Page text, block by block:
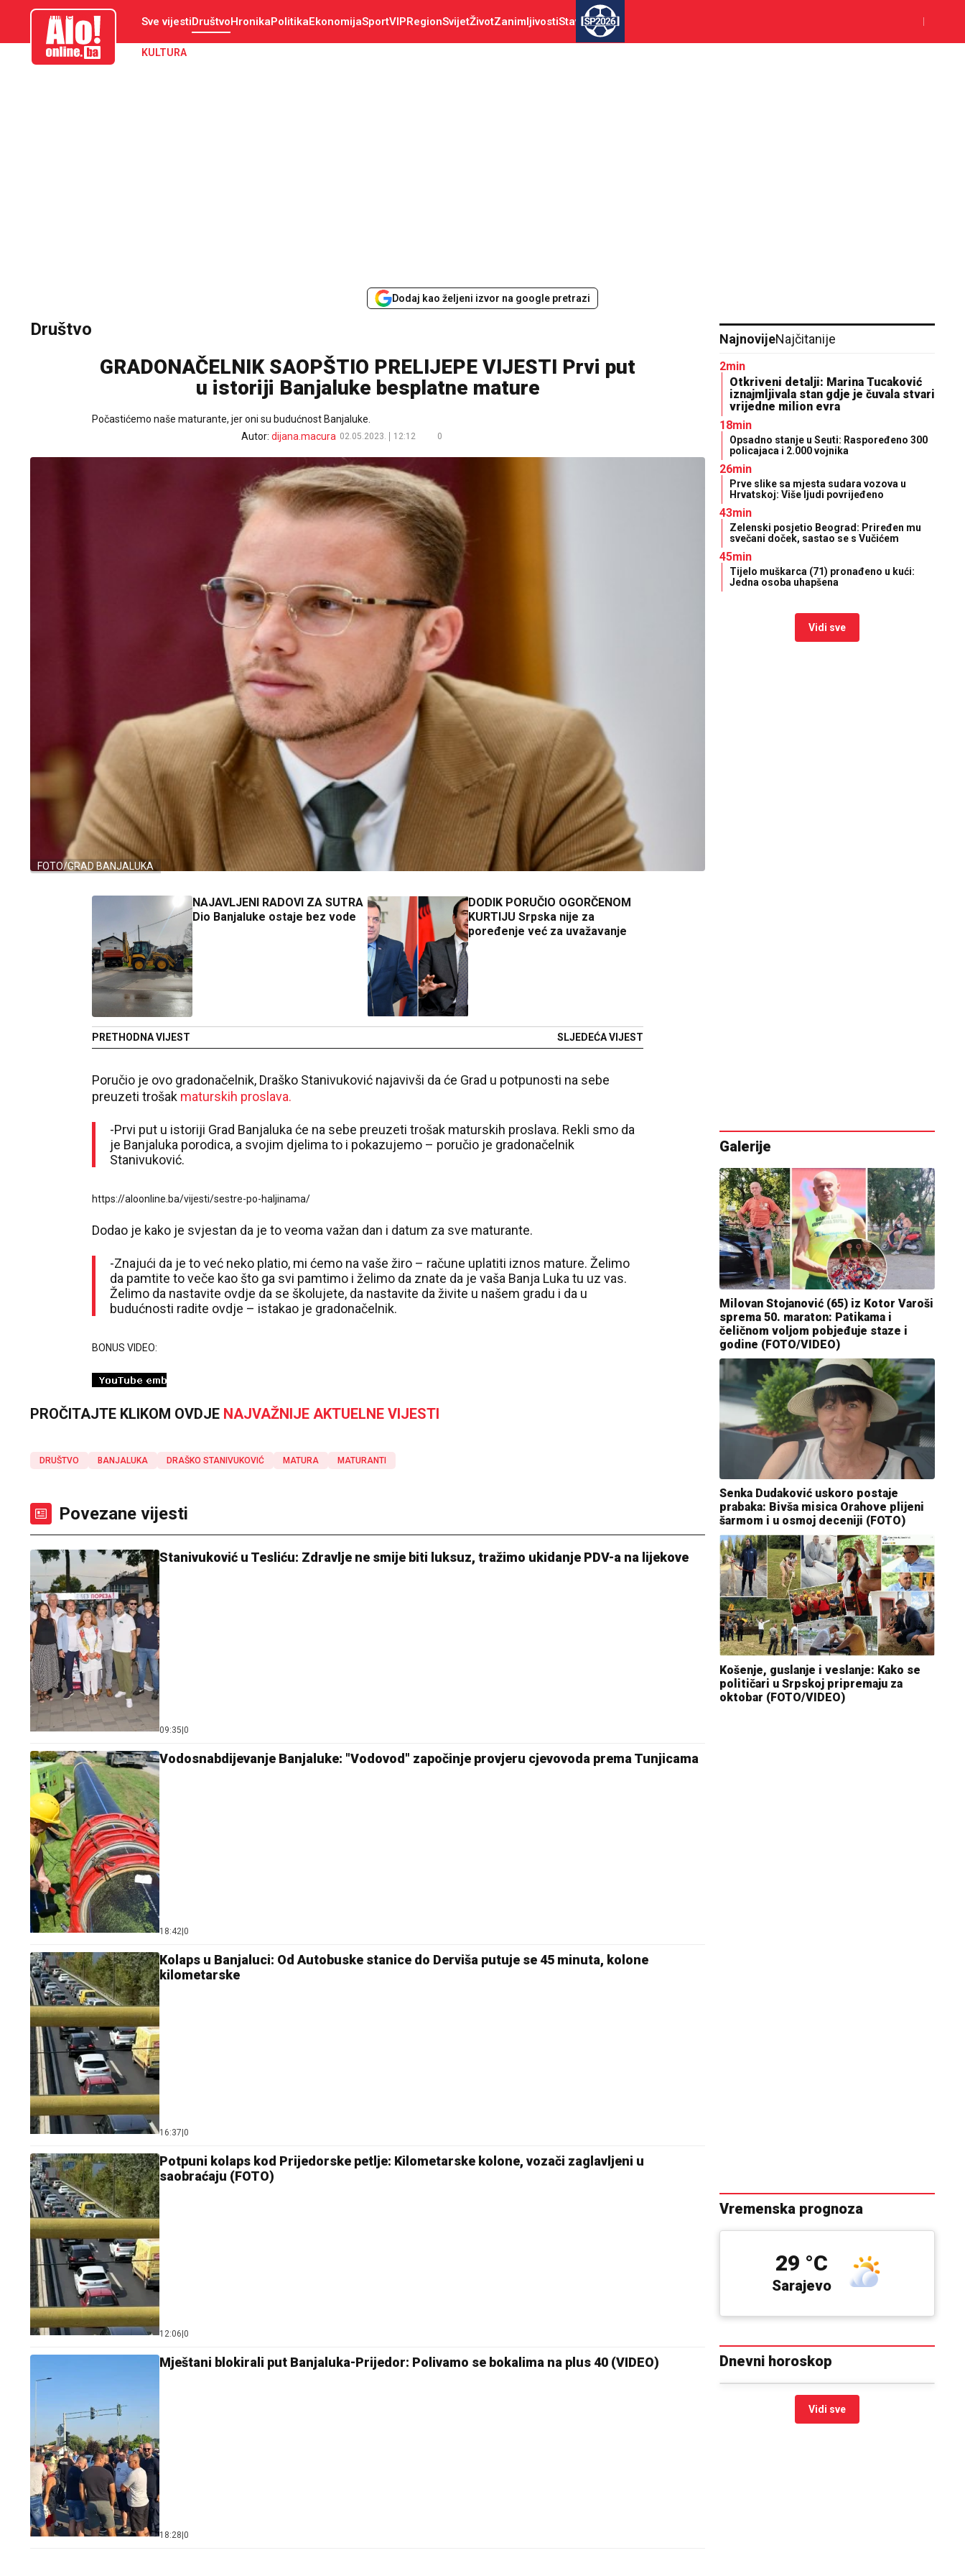
aloonline.ba Sve vijestiDruštvoHronikaPolitikaEkonomijaSportVIPRegionSvijetŽivotZanimljivostiStav SP2026
KULTURA
Dodaj kao željeni izvor na google pretrazi
Društvo
GRADONAČELNIK SAOPŠTIO PRELIJEPE VIJESTI Prvi put
u istoriji Banjaluke besplatne mature
Počastićemo naše maturante, jer oni su budućnost Banjaluke.
Autor: dijana.macura 02.05.2023. 12:12 0
FOTO/GRAD BANJALUKA
NAJAVLJENI RADOVI ZA SUTRA
Dio Banjaluke ostaje bez vode
PRETHODNA VIJEST
DODIK PORUČIO OGORČENOM
KURTIJU Srpska nije za
poređenje već za uvažavanje
SLJEDEĆA VIJEST
Poručio je ovo gradonačelnik, Draško Stanivuković najavivši da će Grad u potpunosti na sebe
preuzeti trošak maturskih proslava.
-Prvi put u istoriji Grad Banjaluka će na sebe preuzeti trošak maturskih proslava. Rekli smo da
je Banjaluka porodica, a svojim djelima to i pokazujemo – poručio je gradonačelnik
Stanivuković.
https://aloonline.ba/vijesti/sestre-po-haljinama/
Dodao je kako je svjestan da je to veoma važan dan i datum za sve maturante.
-Znajući da je to već neko platio, mi ćemo na vaše žiro – račune uplatiti iznos mature. Želimo
da pamtite to veče kao što ga svi pamtimo i želimo da znate da je vaša Banja Luka tu uz vas.
Želimo da nastavite ovdje da se školujete, da nastavite da živite u našem gradu i da u
budućnosti radite ovdje – istakao je gradonačelnik.
BONUS VIDEO:
PROČITAJTE KLIKOM OVDJE NAJVAŽNIJE AKTUELNE VIJESTI
DRUŠTVO BANJALUKA DRAŠKO STANIVUKOVIĆ MATURA MATURANTI
Povezane vijesti
Stanivuković u Tesliću: Zdravlje ne smije biti luksuz, tražimo ukidanje PDV-a na lijekove
09:35 0
Vodosnabdijevanje Banjaluke: "Vodovod" započinje provjeru cjevovoda prema Tunjicama
18:42 0
Kolaps u Banjaluci: Od Autobuske stanice do Derviša putuje se 45 minuta, kolone
kilometarske
16:37 0
Potpuni kolaps kod Prijedorske petlje: Kilometarske kolone, vozači zaglavljeni u
saobraćaju (FOTO)
12:06 0
Mještani blokirali put Banjaluka-Prijedor: Polivamo se bokalima na plus 40 (VIDEO)
18:28 0
NajnovijeNajčitanije
2min
Otkriveni detalji: Marina Tucaković
iznajmljivala stan gdje je čuvala stvari
vrijedne milion evra
18min
Opsadno stanje u Seuti: Raspoređeno 300
policajaca i 2.000 vojnika
26min
Prve slike sa mjesta sudara vozova u
Hrvatskoj: Više ljudi povrijeđeno
43min
Zelenski posjetio Beograd: Priređen mu
svečani doček, sastao se s Vučićem
45min
Tijelo muškarca (71) pronađeno u kući:
Jedna osoba uhapšena
Vidi sve
Galerije
Milovan Stojanović (65) iz Kotor Varoši
sprema 50. maraton: Patikama i
čeličnom voljom pobjeđuje staze i
godine (FOTO/VIDEO)
Senka Dudaković uskoro postaje
prabaka: Bivša misica Orahove plijeni
šarmom i u osmoj deceniji (FOTO)
Košenje, guslanje i veslanje: Kako se
političari u Srpskoj pripremaju za
oktobar (FOTO/VIDEO)
Vremenska prognoza
Sarajevo
29 °C
Dnevni horoskop
Vidi sve